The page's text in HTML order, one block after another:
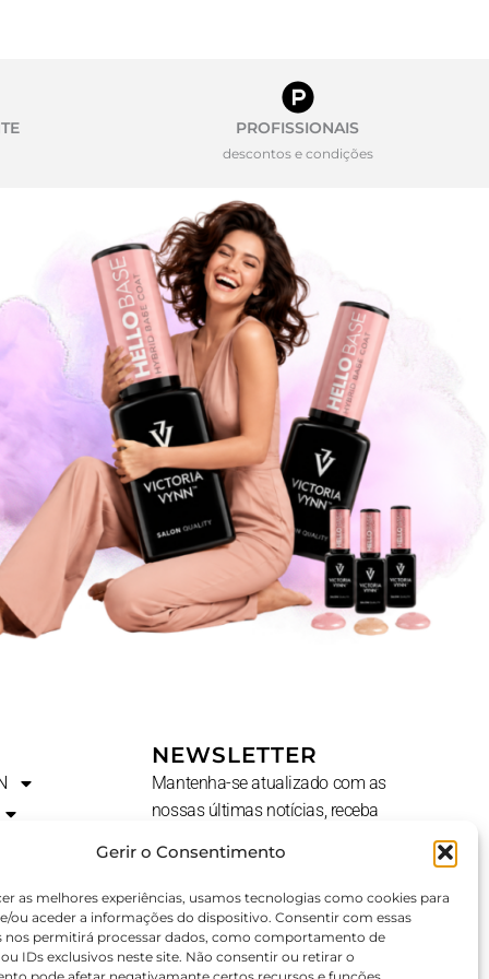
Gerir o Consentimento
as melhores experiências, usamos tecnologias como cookies para
ou aceder a informações do dispositivo. Consentir com essas
nos permitirá processar dados, como comportamento de
IDs exclusivos neste site. Não consentir ou retirar o
PROFISSIONAIS
descontos e condições
NEWSLETTER
Mantenha-se atualizado com as
nossas últimas notícias, receba
Nome
E-